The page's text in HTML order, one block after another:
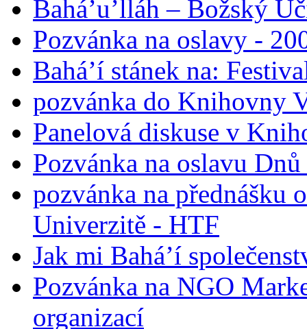
Bahá’u’lláh – Božský
Pozvánka na oslavy -
Bahá’í stánek na:
pozvánka do Knihovny
Panelová diskuse v
Pozvánka na oslavu
pozvánka na přednášku
Univerzitě - HTF
Jak mi Bahá’í
Pozvánka na NGO
organizací